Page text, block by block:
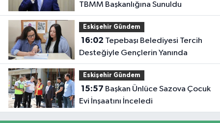
TBMM Başkanlığına Sunuldu
Eskişehir Gündem
16:02
Desteğiyle Gençlerin Yanında
Eskişehir Gündem
15:57
Evi İnşaatını İnceledi